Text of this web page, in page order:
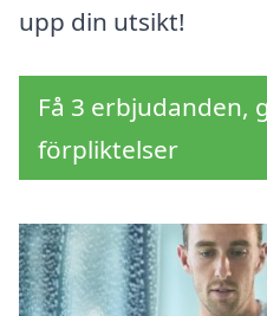
upp din utsikt!
Få 3 erbjudanden,
förpliktelser